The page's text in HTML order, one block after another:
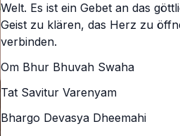
Welt. Es ist ein Gebet an das
Geist zu klären, das Herz zu
verbinden.
Om Bhur Bhuvah Swaha
Tat Savitur Varenyam
Bhargo Devasya Dheemahi